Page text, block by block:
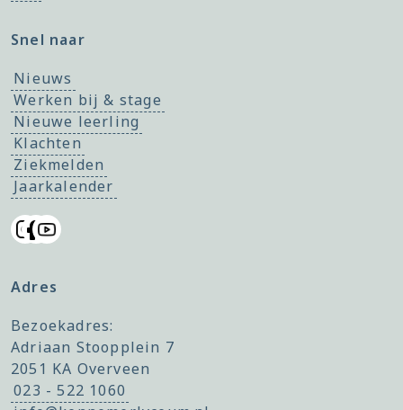
Snel naar
Nieuws
Werken bij & stage
Nieuwe leerling
Klachten
Ziekmelden
Jaarkalender
Adres
Bezoekadres:
Adriaan Stoopplein 7
2051 KA Overveen
023 - 522 1060